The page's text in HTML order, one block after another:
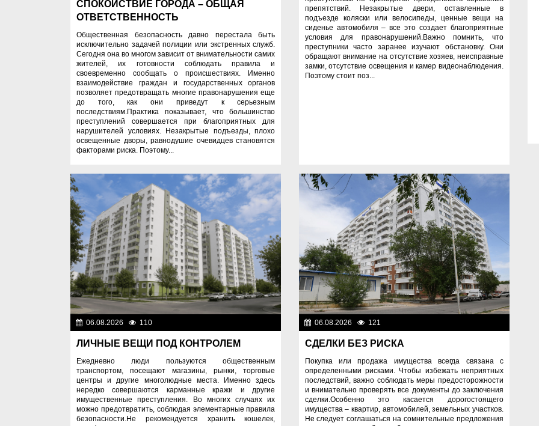
СПОКОЙСТВИЕ ГОРОДА – ОБЩАЯ
ОТВЕТСТВЕННОСТЬ
Общественная безопасность давно перестала быть
исключительно задачей полиции или экстренных служб.
Сегодня она во многом зависит от внимательности самих
жителей, их готовности соблюдать правила и
своевременно сообщать о происшествиях. Именно
взаимодействие граждан и государственных органов
позволяет предотвращать многие правонарушения еще
до того, как они приведут к серьезным
последствиям.Практика показывает, что большинство
преступлений совершается при благоприятных для
нарушителей условиях. Незакрытые подъезды, плохо
освещенные дворы, равнодушие очевидцев становятся
факторами риска. Поэтому...
препятствий. Незакрытые двери, оставленные в
подъезде коляски или велосипеды, ценные вещи на
сиденье автомобиля – все это создает благоприятные
условия для правонарушений.Важно помнить, что
преступники часто заранее изучают обстановку. Они
обращают внимание на отсутствие хозяев, неисправные
замки, отсутствие освещения и камер видеонаблюдения.
Поэтому стоит поз...
06.08.2026 110
ЛИЧНЫЕ ВЕЩИ ПОД КОНТРОЛЕМ
Ежедневно люди пользуются общественным
транспортом, посещают магазины, рынки, торговые
центры и другие многолюдные места. Именно здесь
нередко совершаются карманные кражи и другие
имущественные преступления. Во многих случаях их
можно предотвратить, соблюдая элементарные правила
безопасности.Не рекомендуется хранить кошелек,
06.08.2026 121
СДЕЛКИ БЕЗ РИСКА
Покупка или продажа имущества всегда связана с
определенными рисками. Чтобы избежать неприятных
последствий, важно соблюдать меры предосторожности
и внимательно проверять все документы до заключения
сделки.Особенно это касается дорогостоящего
имущества – квартир, автомобилей, земельных участков.
Не следует соглашаться на сомнительные предложения